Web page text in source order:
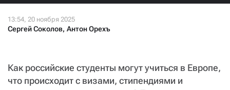
Сергей Соколов, Антон Орехъ
Как российские студенты могут учиться в Европе,
что происходит с визами, стипендиями и